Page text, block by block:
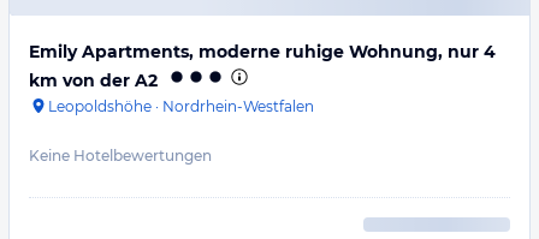
Emily Apartments, moderne ruhige Wohnung, nur 4
km von der A2
Leopoldshöhe · Nordrhein-Westfalen
Keine Hotelbewertungen